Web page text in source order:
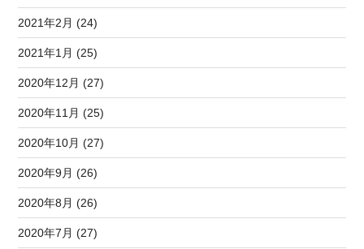
2021年2月 (24)
2021年1月 (25)
2020年12月 (27)
2020年11月 (25)
2020年10月 (27)
2020年9月 (26)
2020年8月 (26)
2020年7月 (27)